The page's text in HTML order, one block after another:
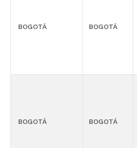
BOGOTÁ BOGOTÁ
BOGOTÁ BOGOTÁ